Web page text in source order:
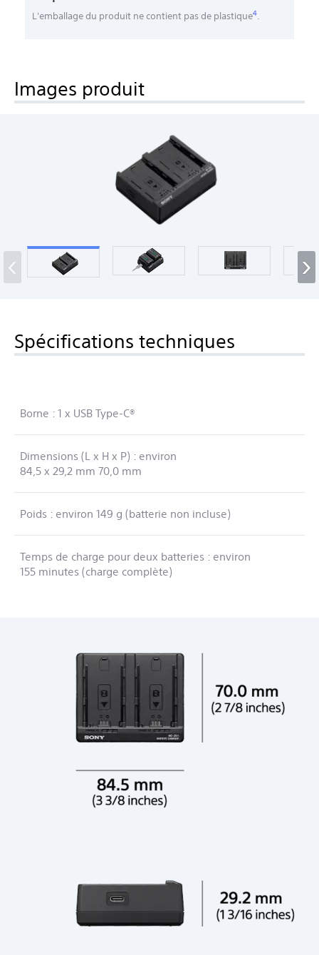
L'emballage du produit ne contient pas de plastique4.
Images produit
‹ ›
Spécifications techniques
Borne : 1 x USB Type-C®
Dimensions (L x H x P) : environ
84,5 x 29,2 mm 70,0 mm
Poids : environ 149 g (batterie non incluse)
Temps de charge pour deux batteries : environ
155 minutes (charge complète)